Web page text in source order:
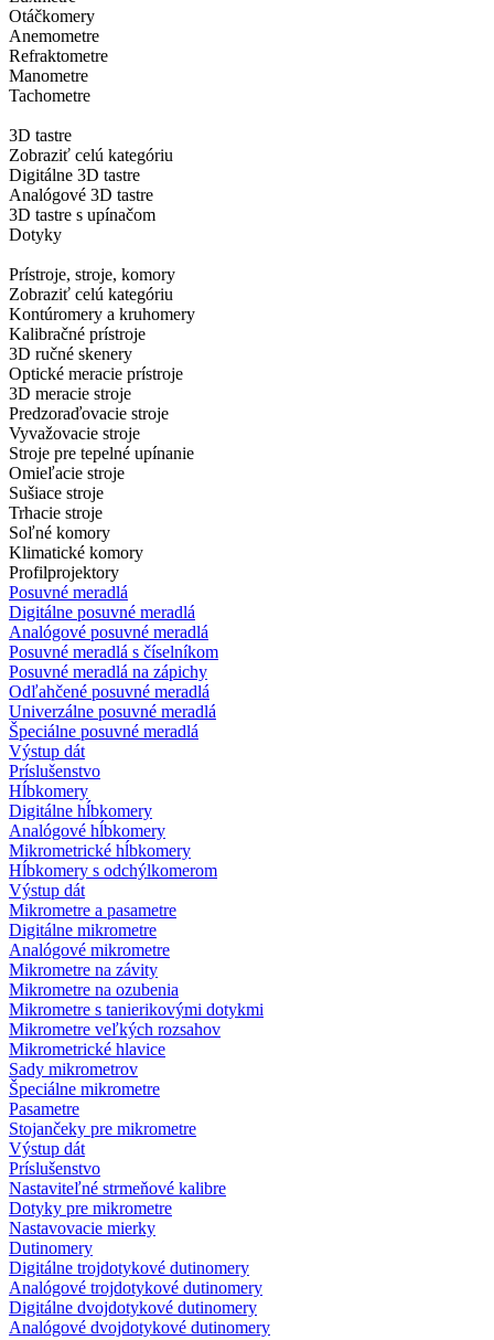
Otáčkomery
Anemometre
Refraktometre
Manometre
Tachometre
3D tastre
Zobraziť celú kategóriu
Digitálne 3D tastre
Analógové 3D tastre
3D tastre s upínačom
Dotyky
Prístroje, stroje, komory
Zobraziť celú kategóriu
Kontúromery a kruhomery
Kalibračné prístroje
3D ručné skenery
Optické meracie prístroje
3D meracie stroje
Predzoraďovacie stroje
Vyvažovacie stroje
Stroje pre tepelné upínanie
Omieľacie stroje
Sušiace stroje
Trhacie stroje
Soľné komory
Klimatické komory
Profilprojektory
Posuvné meradlá
Digitálne posuvné meradlá
Analógové posuvné meradlá
Posuvné meradlá s číselníkom
Posuvné meradlá na zápichy
Odľahčené posuvné meradlá
Univerzálne posuvné meradlá
Špeciálne posuvné meradlá
Výstup dát
Príslušenstvo
Hĺbkomery
Digitálne hĺbkomery
Analógové hĺbkomery
Mikrometrické hĺbkomery
Hĺbkomery s odchýlkomerom
Výstup dát
Mikrometre a pasametre
Digitálne mikrometre
Analógové mikrometre
Mikrometre na závity
Mikrometre na ozubenia
Mikrometre s tanierikovými dotykmi
Mikrometre veľkých rozsahov
Mikrometrické hlavice
Sady mikrometrov
Špeciálne mikrometre
Pasametre
Stojančeky pre mikrometre
Výstup dát
Príslušenstvo
Nastaviteľné strmeňové kalibre
Dotyky pre mikrometre
Nastavovacie mierky
Dutinomery
Digitálne trojdotykové dutinomery
Analógové trojdotykové dutinomery
Digitálne dvojdotykové dutinomery
Analógové dvojdotykové dutinomery